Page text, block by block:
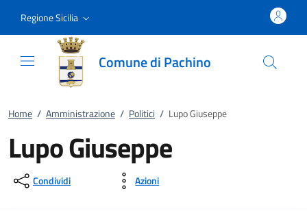
Regione Sicilia
Comune di Pachino
Home / Amministrazione / Politici / Lupo Giuseppe
Lupo Giuseppe
Condividi Azioni